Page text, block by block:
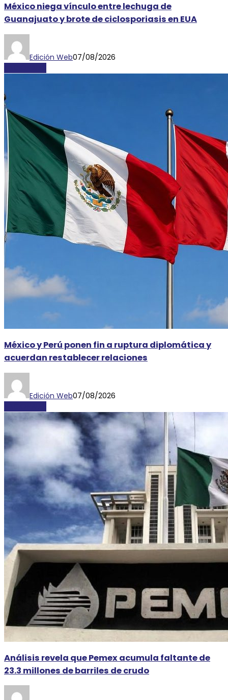
México niega vínculo entre lechuga de
Guanajuato y brote de ciclosporiasis en EUA
Edición Web07/08/2026
México y Perú ponen fin a ruptura diplomática y
acuerdan restablecer relaciones
Edición Web07/08/2026
Análisis revela que Pemex acumula faltante de
23.3 millones de barriles de crudo